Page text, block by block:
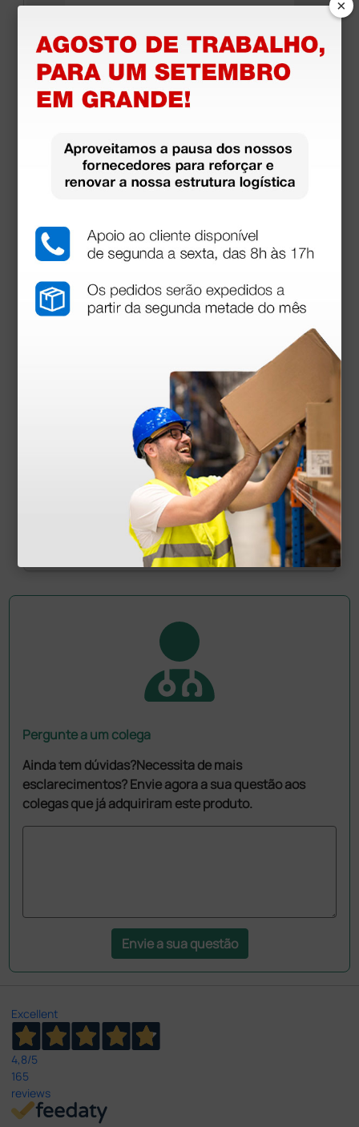
400 ml
6,71 € 7,46 €
(Preço sem IVA)
Produtos similares
Marquesa New Metal Standard, largura 68 cm -
880,00 €
1 unidade
Pergunte a um colega
Ainda tem dúvidas?Necessita de mais
esclarecimentos? Envie agora a sua questão aos
colegas que já adquiriram este produto.
Envie a sua questão
Excellent
4,8/5
165
reviews
×